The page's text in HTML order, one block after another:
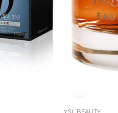
YSL BEAUTY